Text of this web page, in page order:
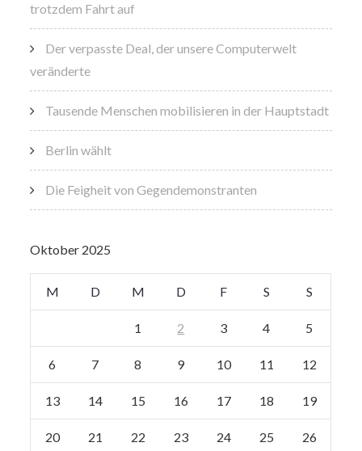
trotzdem Fahrt auf
Der verpasste Deal, der unsere Computerwelt
veränderte
Tausende Menschen mobilisieren in der Hauptstadt
Berlin wählt
Die Feigheit von Gegendemonstranten
Oktober 2025
M D M D F S S
1 2 3 4 5
6 7 8 9 10 11 12
13 14 15 16 17 18 19
20 21 22 23 24 25 26